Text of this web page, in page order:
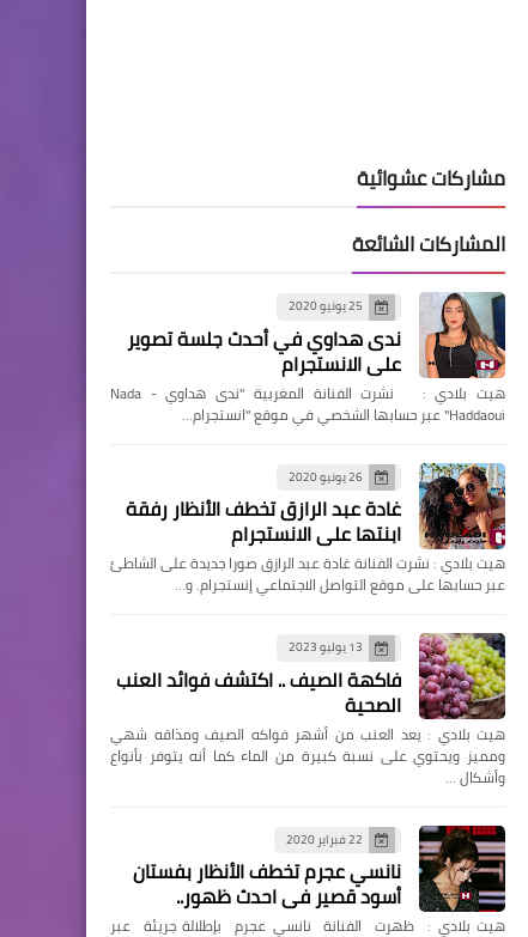
مشاركات عشوائية
المشاركات الشائعة
25 يونيو 2020
ندى هداوي في أحدث جلسة تصوير
على الانستجرام
هيت بلادي : نشرت الفنانة المغربية "ندى هداوي - Nada
Haddaoui" عبر حسابها الشخصي في موقع "انستجرام…
26 يونيو 2020
غادة عبد الرازق تخطف الأنظار رفقة
ابنتها على الانستجرام
هيت بلادي : نشرت الفنانة غادة عبد الرازق صورا جديدة على الشاطئ
عبر حسابها على موقع التواصل الاجتماعي إنستجرام. و…
13 يوليو 2023
فاكهة الصيف .. اكتشف فوائد العنب
الصحية
هيت بلادي : يعد العنب من أشهر فواكه الصيف ومذاقه شهي
ومميز ويحتوي على نسبة كبيرة من الماء كما أنه يتوفر بأنواع
وأشكال …
22 فبراير 2020
نانسي عجرم تخطف الأنظار بفستان
أسود قصير في احدث ظهور..
هيت بلادي : ظهرت الفنانة نانسي عجرم بإطلالة جريئة عبر